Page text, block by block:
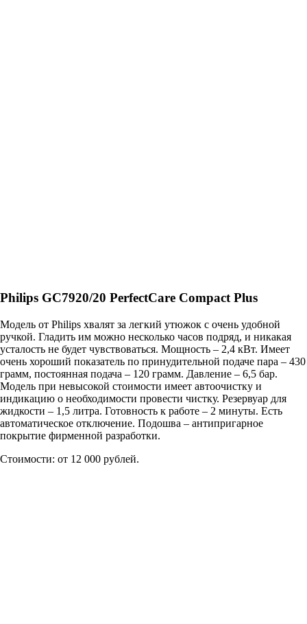
Philips GC7920/20 PerfectCare Compact Plus
Модель от Philips хвалят за легкий утюжок с очень удобной
ручкой. Гладить им можно несколько часов подряд, и никакая
усталость не будет чувствоваться. Мощность – 2,4 кВт. Имеет
очень хороший показатель по принудительной подаче пара – 430
грамм, постоянная подача – 120 грамм. Давление – 6,5 бар.
Модель при невысокой стоимости имеет автоочистку и
индикацию о необходимости провести чистку. Резервуар для
жидкости – 1,5 литра. Готовность к работе – 2 минуты. Есть
автоматическое отключение. Подошва – антипригарное
покрытие фирменной разработки.
Стоимости: от 12 000 рублей.